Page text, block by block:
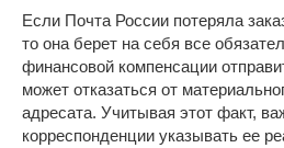
Если Почта России потеряла
то она берет на себя все
финансовой компенсации
может отказаться от
адресата. Учитывая этот факт,
корреспонденции указывать ее